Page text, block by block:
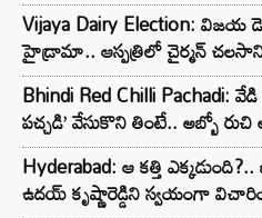
Vijaya Dairy Election:
హైడ్రామా.. ఆస్పత్రిలో చైర్మన్
Bhindi Red Chilli Pachadi:
పచ్చడి’ వేసుకొని తింటే.. అబ్బో రుచి
Hyderabad: ఆ కత్తి
ఉదయ్ కృష్ణారెడ్డిని స్వయంగా